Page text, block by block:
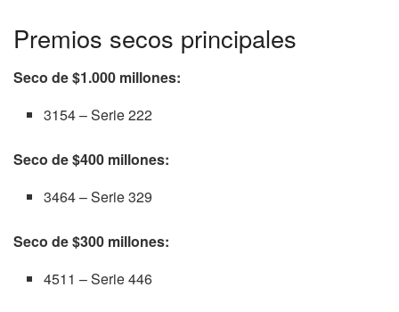
Premios secos principales
Seco de $1.000 millones:
3154 – Serie 222
Seco de $400 millones:
3464 – Serie 329
Seco de $300 millones:
4511 – Serie 446